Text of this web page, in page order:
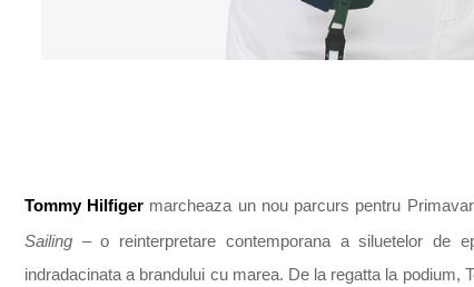
Tommy Hilfiger marcheaza un nou parcurs pentru
Sailing –o reinterpretare contemporana a siluetelor de
indradacinata a brandului cu marea. De la regatta la podium,